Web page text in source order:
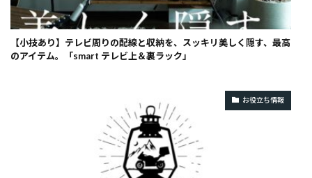
【小技あり】テレビ周りの配線と収納を、スッキリ美しく隠す、最高
のアイテム。「smart テレビ上＆裏ラック」
お役立ち情報